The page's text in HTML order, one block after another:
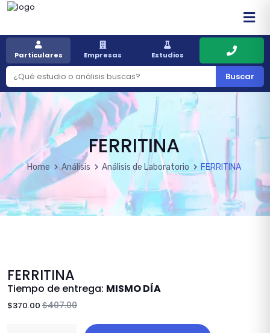
Particulares Empresas Estudios
Buscar
FERRITINA
Home Análisis Análisis de Laboratorio FERRITINA
FERRITINA
Tiempo de entrega: MISMO DÍA
$370.00 $407.00